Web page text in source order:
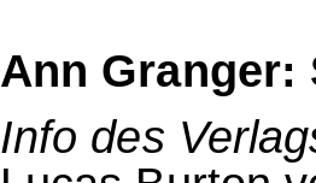
Ann Granger:
Info des